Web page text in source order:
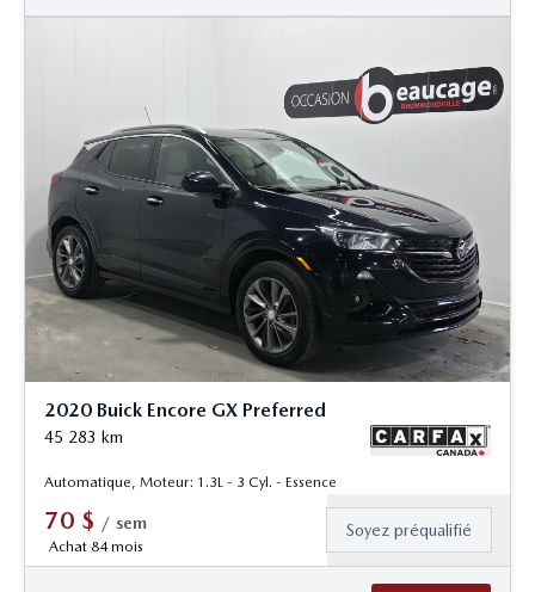
2020 Buick Encore GX Preferred
45 283 km
Automatique, Moteur: 1.3L - 3 Cyl. - Essence
70 $ / sem
Achat 84 mois
Soyez préqualifié